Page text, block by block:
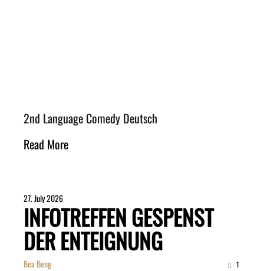
2nd Language Comedy Deutsch
Read More
27. July 2026
INFOTREFFEN GESPENST
DER ENTEIGNUNG
Bea Beng 1